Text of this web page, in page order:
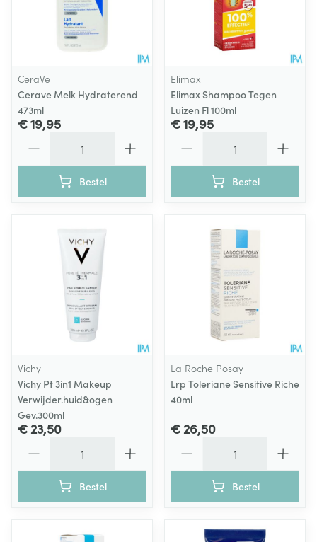
CeraVe
Cerave Melk Hydraterend
473ml
€ 19,95
Bestel
Elimax
Elimax Shampoo Tegen
Luizen Fl 100ml
€ 19,95
Bestel
Vichy
Vichy Pt 3in1 Makeup
Verwijder.huid&ogen
Gev.300ml
€ 23,50
Bestel
La Roche Posay
Lrp Toleriane Sensitive Riche
40ml
€ 26,50
Bestel